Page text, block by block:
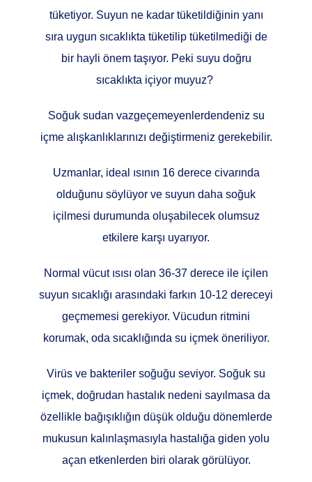
tüketiyor. Suyun ne kadar tüketildiğinin yanı
sıra uygun sıcaklıkta tüketilip tüketilmediği de
bir hayli önem taşıyor. Peki suyu doğru
sıcaklıkta içiyor muyuz?
Soğuk sudan vazgeçemeyenlerdendeniz su
içme alışkanlıklarınızı değiştirmeniz gerekebilir.
Uzmanlar, ideal ısının 16 derece civarında
olduğunu söylüyor ve suyun daha soğuk
içilmesi durumunda oluşabilecek olumsuz
etkilere karşı uyarıyor.
Normal vücut ısısı olan 36-37 derece ile içilen
suyun sıcaklığı arasındaki farkın 10-12 dereceyi
geçmemesi gerekiyor. Vücudun ritmini
korumak, oda sıcaklığında su içmek öneriliyor.
Virüs ve bakteriler soğuğu seviyor. Soğuk su
içmek, doğrudan hastalık nedeni sayılmasa da
özellikle bağışıklığın düşük olduğu dönemlerde
mukusun kalınlaşmasıyla hastalığa giden yolu
açan etkenlerden biri olarak görülüyor.